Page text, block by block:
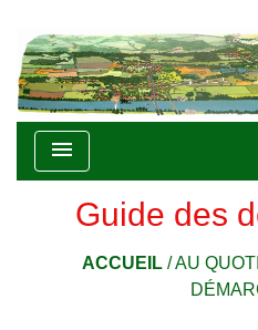
menu
Guide des
ACCUEIL/AU